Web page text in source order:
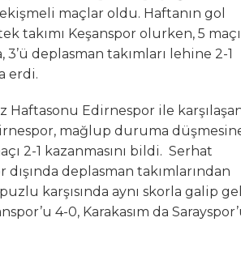
maçlar oldu. Haftanın gol
takımı Keşanspor olurken, 5
3’ü deplasman takımları lehine 2-1
erdi.
Haftasonu Edirnespor ile
mağlup duruma
2-1 kazanmasını bildi. Serhat
dışında deplasman takımlarından
karşısında aynı skorla galip
4-0, Karakasım da